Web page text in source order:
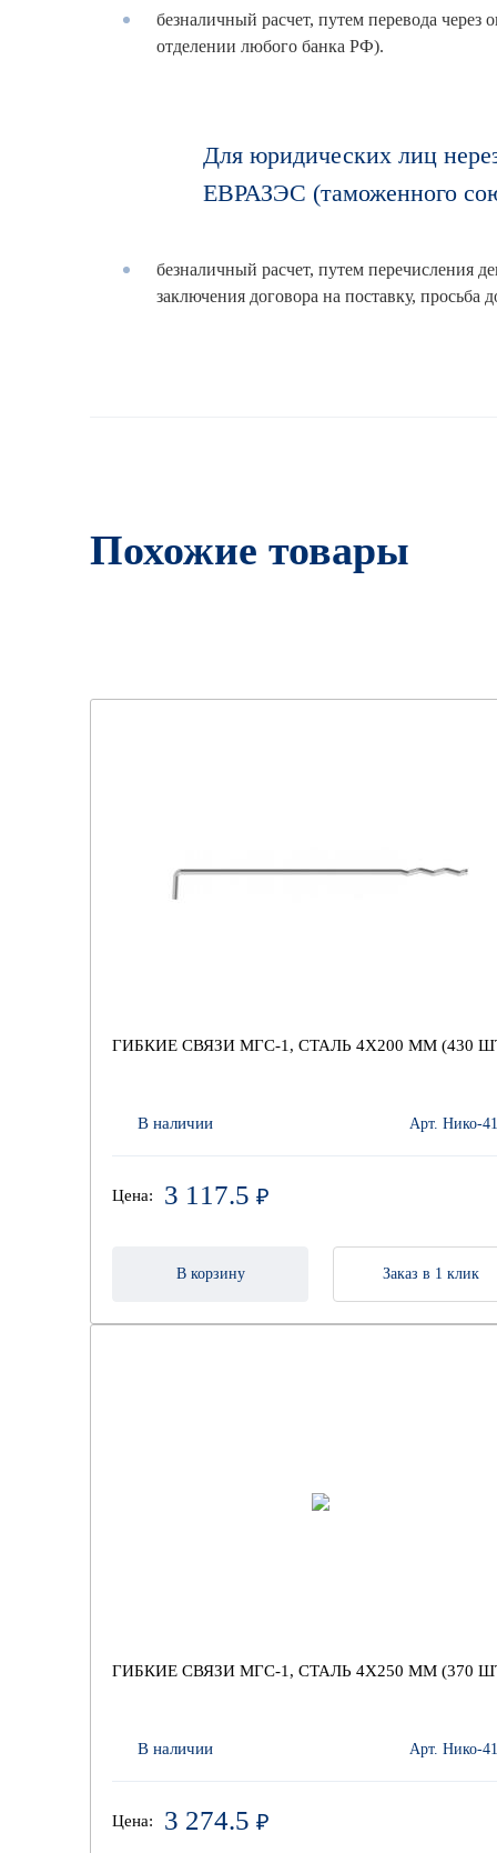
безналичный расчет, путем перевода
отделении любого банка РФ).
Для юридических лиц
ЕВРАЗЭС (таможенного
безналичный расчет, путем перечисления
заключения договора на поставку,
Похожие товары
ГИБКИЕ СВЯЗИ МГС-1, СТАЛЬ 4Х200 ММ (430
В наличии Арт. Нико-
Цена: 3 117.5 ₽
В корзину Заказ в 1 клик
ГИБКИЕ СВЯЗИ МГС-1, СТАЛЬ 4Х250 ММ (370
В наличии Арт. Нико-
Цена: 3 274.5 ₽